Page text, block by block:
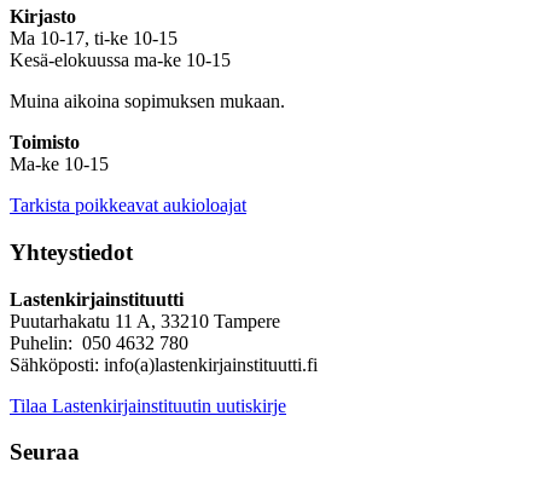
Kirjasto
Ma 10-17, ti-ke 10-15
Kesä-elokuussa ma-ke 10-15
Muina aikoina sopimuksen mukaan.
Toimisto
Ma-ke 10-15
Tarkista poikkeavat aukioloajat
Yhteystiedot
Lastenkirjainstituutti
Puutarhakatu 11 A, 33210 Tampere
Puhelin: 050 4632 780
Sähköposti: info(a)lastenkirjainstituutti.fi
Tilaa Lastenkirjainstituutin uutiskirje
Seuraa